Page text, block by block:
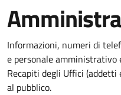
Informazioni, numeri di
e personale amministrativo
Recapiti degli Uffici
al pubblico.